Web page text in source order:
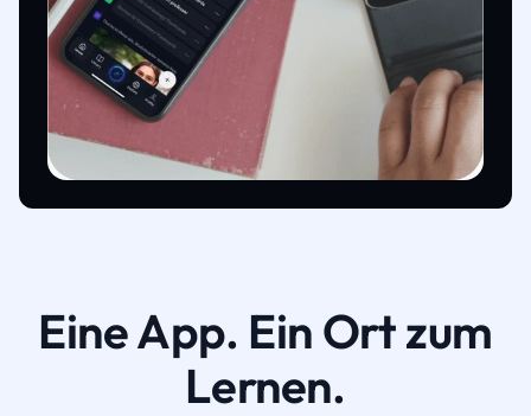
Eine App. Ein Ort zum
Lernen.